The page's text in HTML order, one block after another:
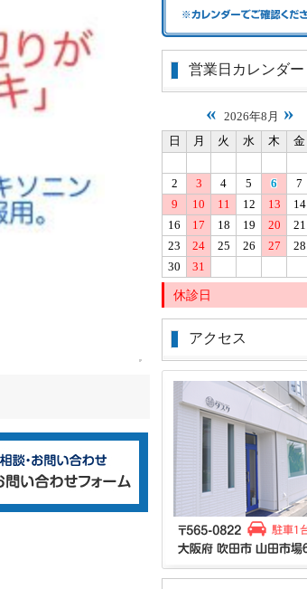
営業日カレンダー
« 2026年8月 »
日 月 火 水 木 金
2
3 4 5 6 7
9
10 11 12 13 14
16
17 18 19 20 21
23
24 25 26 27 28
30
31
休診日
アクセス